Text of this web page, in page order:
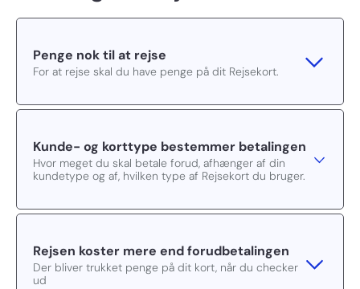
Penge nok til at rejse
For at rejse skal du have penge på dit Rejsekort.
Kunde- og korttype bestemmer betalingen
Hvor meget du skal betale forud, afhænger af din
kundetype og af, hvilken type af Rejsekort du bruger.
Rejsen koster mere end forudbetalingen
Der bliver trukket penge på dit kort, når du checker
ud